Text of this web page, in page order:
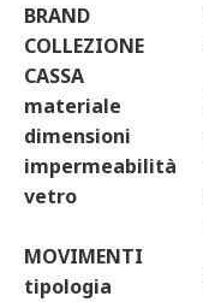
BRAND
COLLEZIONE
CASSA
materiale
dimensioni
impermeabilità
vetro
MOVIMENTI
tipologia